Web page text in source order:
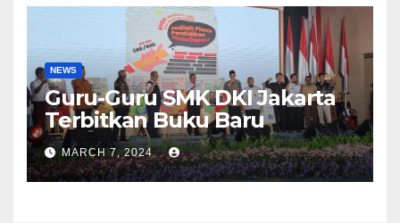
NEWS
Guru-Guru SMK DKI Jakarta
Terbitkan Buku Baru
MARCH 7, 2024